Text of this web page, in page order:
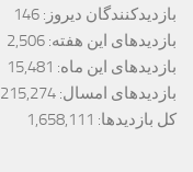
بازدیدکنندگان دیروز: 146
بازدیدهای این هفته: 2,506
بازدیدهای این ماه: 15,481
بازدیدهای امسال: 215,274
کل بازدیدها: 1,658,111